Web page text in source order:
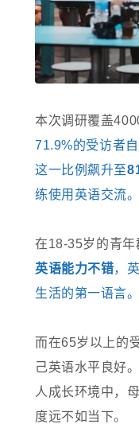
本次调研覆盖
71.9%的受访者
这一比例飙升至
练使用英语交流。
在18-35岁的青年
英语能力不错，
生活的第一语言。
而在65岁以上的
己英语水平良好
人成长环境中，
度远不如当下。